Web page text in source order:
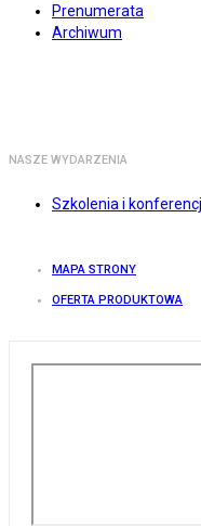
Prenumerata
Archiwum
NASZE WYDARZENIA
Szkolenia i
MAPA STRONY
OFERTA PRODUKTOWA